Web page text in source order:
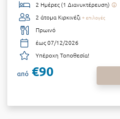
2 Ημέρες (1 Διανυκτέρευση)
2 άτομα Κιρκινέζι + επιλογές
Πρωινό
έως 07/12/2026
Υπέροχη Τοποθεσία!
από €90